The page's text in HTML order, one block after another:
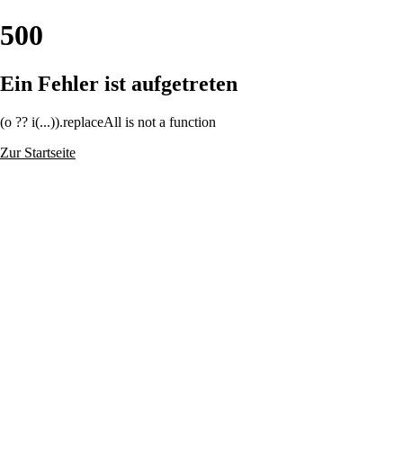
500
Ein Fehler ist aufgetreten
(o ?? i(...)).replaceAll is not a function
Zur Startseite